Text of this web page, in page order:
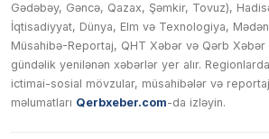
Gədəbəy, Gəncə, Qazax, Şəmkir, Tovuz),
İqtisadiyyat, Dünya, Elm və Texnologiya,
Müsahibə-Reportaj, QHT Xəbər və Qərb
gündəlik yenilənən xəbərlər yer alır.
ictimai-sosial mövzular, müsahibələr və
məlumatları Qerbxeber.com-da izləyin.